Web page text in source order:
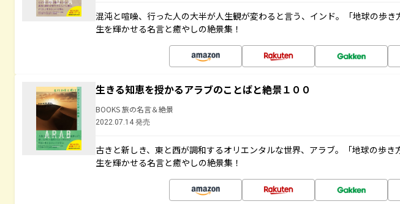
混沌と喧噪、行った人の大半が人生観が変わると言う、インド。「地球の歩き
生を輝かせる名言と癒やしの絶景集！
生きる知恵を授かるアラブのことばと絶景１００
BOOKS 旅の名言＆絶景
2022.07.14 発売
古きと新しき、東と西が調和するオリエンタルな世界、アラブ。「地球の歩き
生を輝かせる名言と癒やしの絶景集！